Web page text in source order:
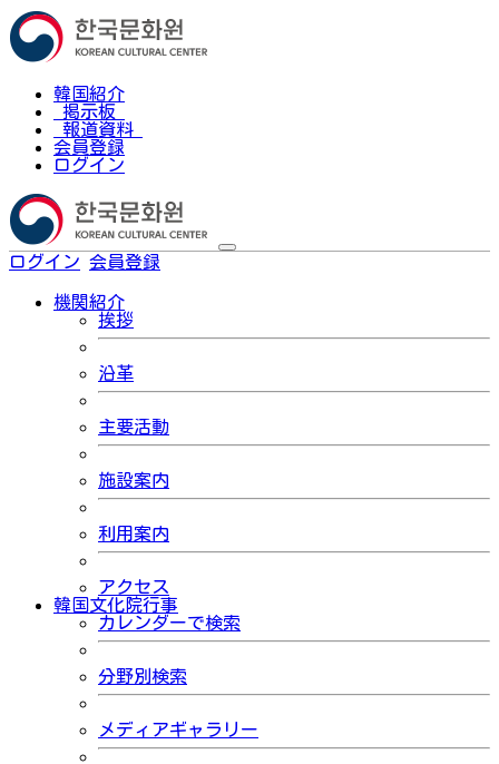
韓国紹介
掲示板
報道資料
会員登録
ログイン
ログイン 会員登録
機関紹介
挨拶
沿革
主要活動
施設案内
利用案内
アクセス
韓国文化院行事
カレンダーで検索
分野別検索
メディアギャラリー